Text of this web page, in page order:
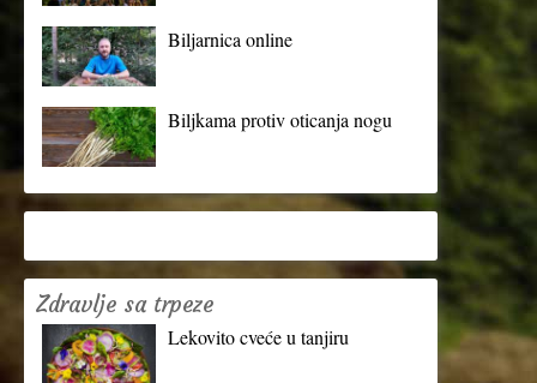
Biljarnica online
Biljkama protiv oticanja nogu
Zdravlje sa trpeze
Lekovito cveće u tanjiru